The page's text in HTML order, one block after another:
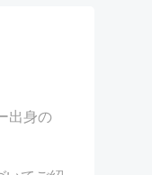
出身の